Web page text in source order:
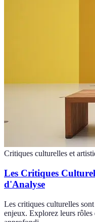
Critiques culturelles et
Les Critiques
d'Analyse
Les critiques culturelles
enjeux. Explorez leurs rôles